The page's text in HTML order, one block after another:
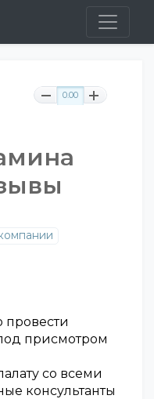
0.00
провести
присмотром
со всеми
консультанты